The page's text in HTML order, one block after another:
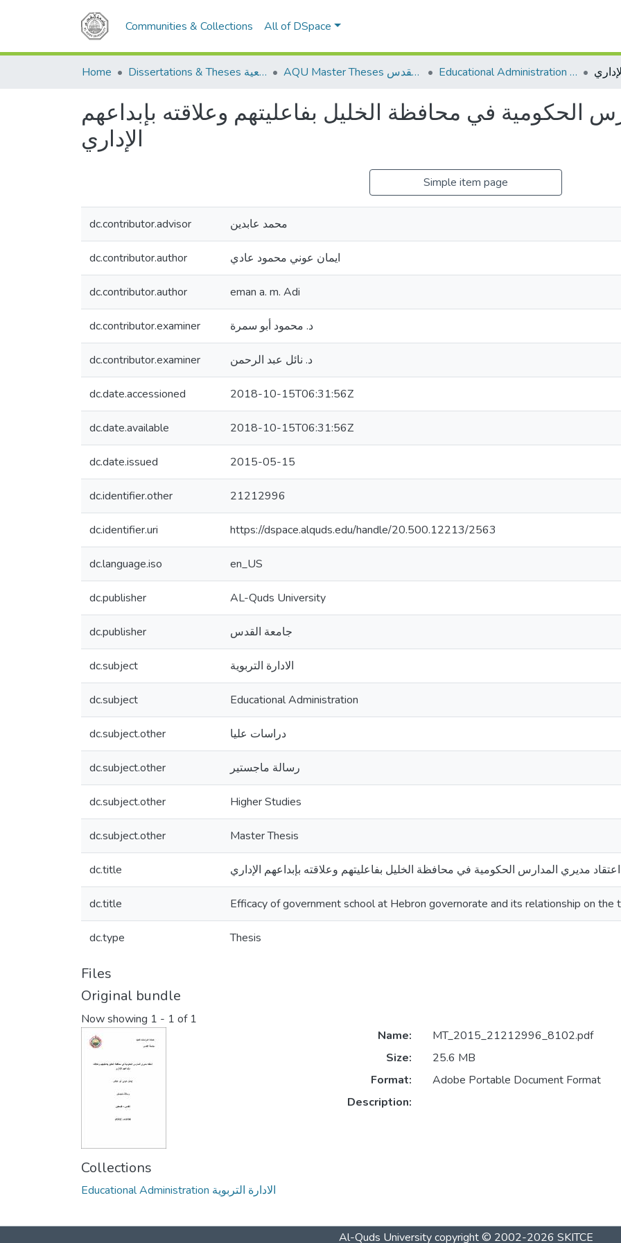
Communities & Collections All of DSpace
Home Dissertations & Theses الرسائل الجامعية AQU Master Theses الرسائل الجامعية الخاصة بجامعة القدس Educational Administration الادارة التربوية
الحكومية في محافظة الخليل بفاعليتهم وعلاقته بإبداعهم
الإداري
Simple item page
dc.contributor.advisor محمد عابدين
dc.contributor.author ايمان عوني محمود عادي
dc.contributor.author eman a. m. Adi
dc.contributor.examiner د. محمود أبو سمرة
dc.contributor.examiner د. نائل عبد الرحمن
dc.date.accessioned 2018-10-15T06:31:56Z
dc.date.available 2018-10-15T06:31:56Z
dc.date.issued 2015-05-15
dc.identifier.other 21212996
dc.identifier.uri https://dspace.alquds.edu/handle/20.500.12213/2563
dc.language.iso en_US
dc.publisher AL-Quds University
dc.publisher جامعة القدس
dc.subject الادارة التربوية
dc.subject Educational Administration
dc.subject.other دراسات عليا
dc.subject.other رسالة ماجستير
dc.subject.other Higher Studies
dc.subject.other Master Thesis
dc.title اعتقاد مديري المدارس الحكومية في محافظة الخليل بفاعليتهم وعلاقته بإبداعهم الإداري
dc.title Efficacy of government school at Hebron governorate and its relationship on the
dc.type Thesis
Files
Original bundle
Now showing 1 - 1 of 1
Name:
MT_2015_21212996_8102.pdf
Size:
25.6 MB
Format:
Adobe Portable Document Format
Description:
Collections
Educational Administration الادارة التربوية
Al-Quds Universitycopyright © 2002-2026 SKITCE